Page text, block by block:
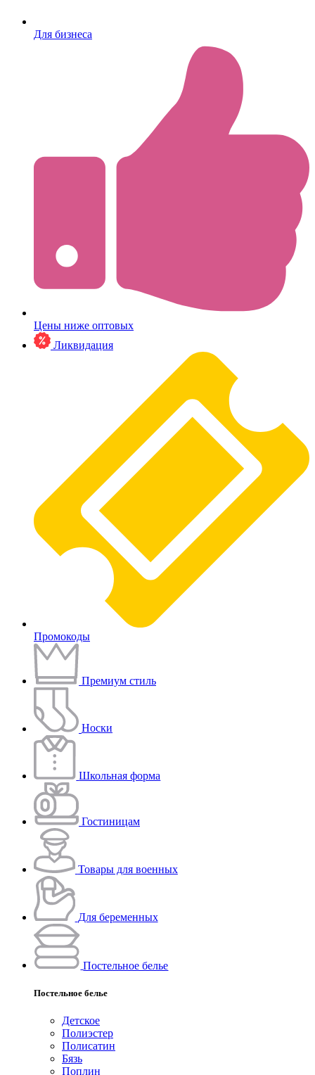
Для бизнеса
Цены ниже оптовых
Ликвидация
Промокоды
Премиум стиль
Носки
Школьная форма
Гостиницам
Товары для военных
Для беременных
Постельное белье
Постельное белье
Детское
Полиэстeр
Полисатин
Бязь
Поплин